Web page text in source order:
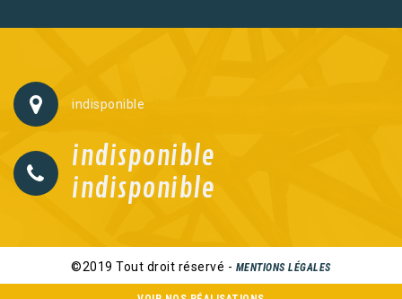
indisponible
indisponible
indisponible
©2019 Tout droit réservé - MENTIONS LÉGALES